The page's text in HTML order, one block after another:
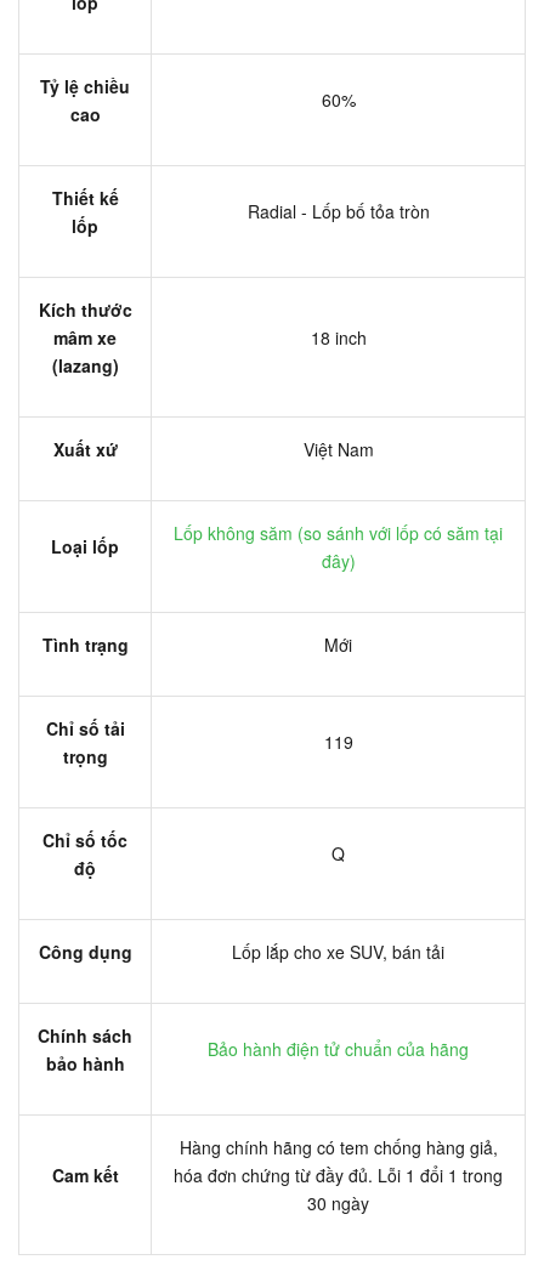
Tỷ lệ chiều
cao
60%
Thiết kế
lốp
Radial - Lốp bố tỏa tròn
Kích thước
mâm xe
(lazang)
18 inch
Xuất xứ Việt Nam
Loại lốp
Lốp không săm (so sánh với lốp có săm tại
đây)
Tình trạng Mới
Chỉ số tải
trọng
119
Chỉ số tốc
độ
Q
Công dụng Lốp lắp cho xe SUV, bán tải
Chính sách
bảo hành
Bảo hành điện tử chuẩn của hãng
Cam kết
Hàng chính hãng có tem chống hàng giả,
hóa đơn chứng từ đầy đủ. Lỗi 1 đổi 1 trong
30 ngày